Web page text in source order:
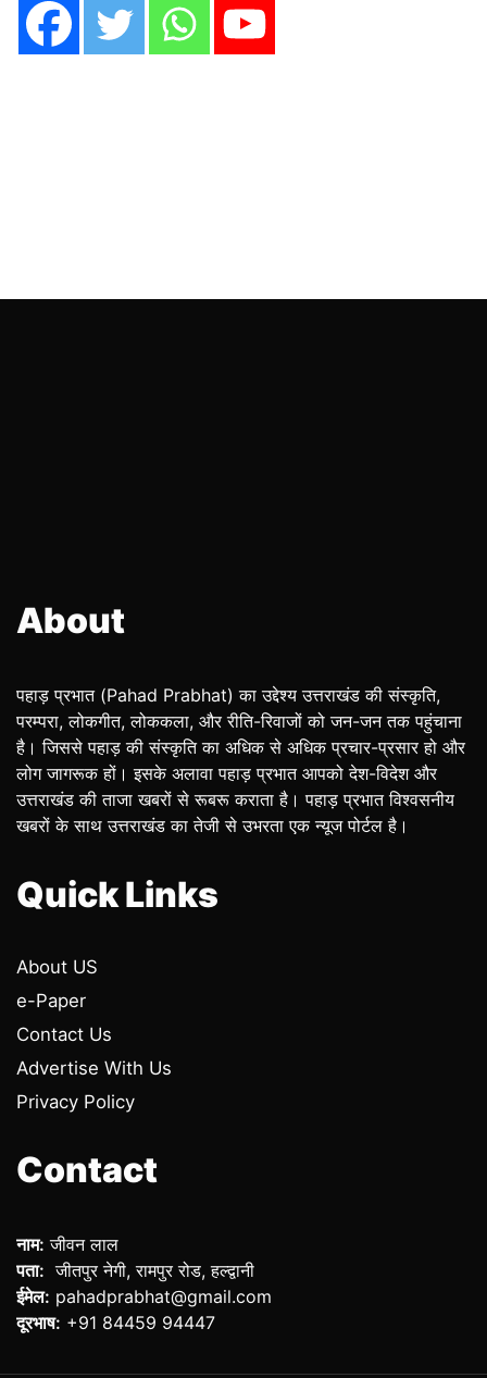
About
पहाड़ प्रभात (Pahad Prabhat) का उद्देश्य उत्तराखंड की संस्कृति,
परम्परा, लोकगीत, लोककला, और रीति-रिवाजों को जन-जन तक पहुंचाना
है। जिससे पहाड़ की संस्कृति का अधिक से अधिक प्रचार-प्रसार हो और
लोग जागरूक हों। इसके अलावा पहाड़ प्रभात आपको देश-विदेश और
उत्तराखंड की ताजा खबरों से रूबरू कराता है। पहाड़ प्रभात विश्वसनीय
खबरों के साथ उत्तराखंड का तेजी से उभरता एक न्यूज पोर्टल है।
Quick Links
About US
e-Paper
Contact Us
Advertise With Us
Privacy Policy
Contact
नाम: जीवन लाल
पता: जीतपुर नेगी, रामपुर रोड, हल्द्वानी
ईमेल: pahadprabhat@gmail.com
दूरभाष: +91 84459 94447